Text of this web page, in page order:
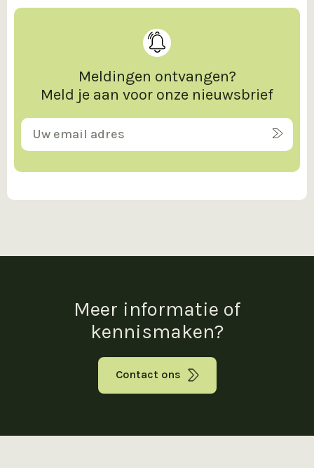
Meldingen ontvangen?
Meld je aan voor onze nieuwsbrief
Meer informatie of
kennismaken?
Contact ons